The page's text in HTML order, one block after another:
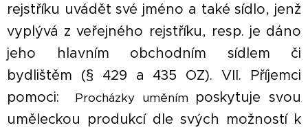
rejstříku uvádět své jméno a také sídlo, jenž
vyplývá z veřejného rejstříku, resp. je dáno
jeho hlavním obchodním sídlem či
bydlištěm (§ 429 a 435 OZ). VII. Příjemci
pomoci:
Procházky uměním poskytuje svou
uměleckou produkcí dle svých možností k